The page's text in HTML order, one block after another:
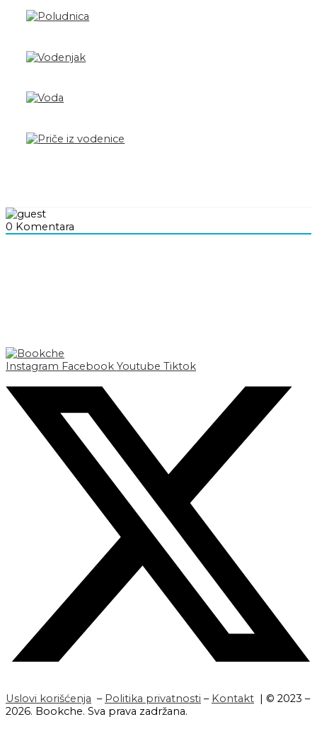
0 Komentara
Instagram Facebook Youtube Tiktok
Uslovi korišćenja – Politika privatnosti – Kontakt | © 2023 –
2026. Bookche. Sva prava zadržana.